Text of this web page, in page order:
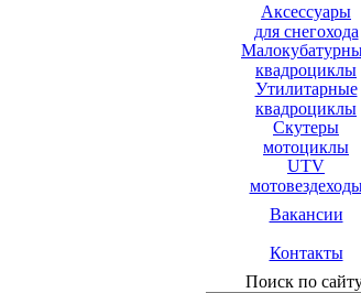
Аксессуары
для снегохода
квадроциклы
Утилитарные
квадроциклы
Скутеры
мотоциклы
UTV
Вакансии
Контакты
Поиск по